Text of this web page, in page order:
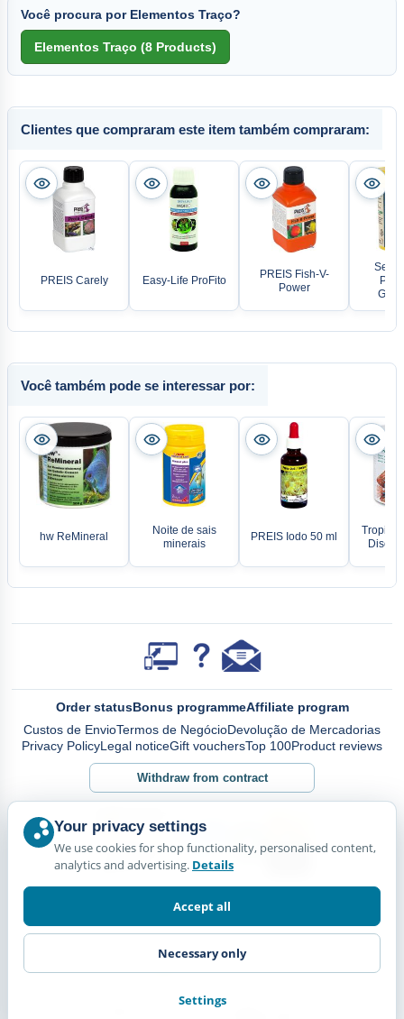
Você procura por Elementos Traço?
Clientes que compraram este item também compraram:
PREIS Carely Easy-Life ProFito
PREIS Fish-V-
Power
Sera
Você também pode se interessar por:
hw ReMineral
Noite de sais
minerais
PREIS Iodo 50 ml
Tropic
Order statusBonus programmeAffiliate program
Custos de EnvioTermos de NegócioDevolução de Mercadorias
Privacy PolicyLegal noticeGift vouchersTop 100Product reviews
Withdraw from contract
© Happy Diskus - e.Kfr. 2026. All rights reserved.
Your privacy settings
We use cookies for shop functionality, personalised content,
analytics and advertising. Details
Accept all
Necessary only
Settings